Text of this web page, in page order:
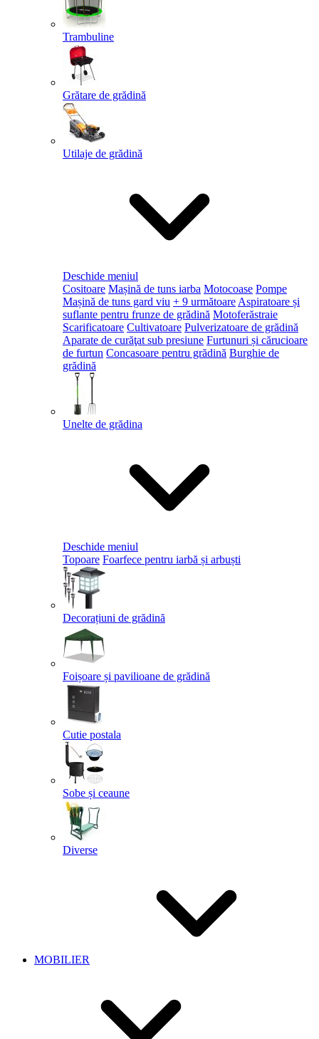
Trambuline
Grătare de grădină
Utilaje de grădină
Deschide meniul
Cositoare Mașină de tuns iarba Motocoase Pompe
Mașină de tuns gard viu + 9 următoare Aspiratoare și
suflante pentru frunze de grădină Motoferăstraie
Scarificatoare Cultivatoare Pulverizatoare de grădină
Aparate de curăţat sub presiune Furtunuri și cărucioare
de furtun Concasoare pentru grădină Burghie de
grădină
Unelte de grădina
Deschide meniul
Topoare Foarfece pentru iarbă și arbuști
Decorațiuni de grădină
Foișoare și pavilioane de grădină
Cutie postala
Sobe și ceaune
Diverse
MOBILIER